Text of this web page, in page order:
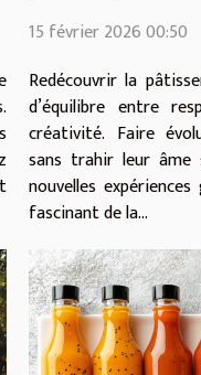
15 février 2026 00:50
Redécouvrir la
d’équilibre entre
créativité. Faire
sans trahir leur
nouvelles
fascinant de la...